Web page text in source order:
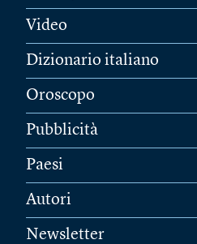
Video
Dizionario italiano
Oroscopo
Pubblicità
Paesi
Autori
Newsletter